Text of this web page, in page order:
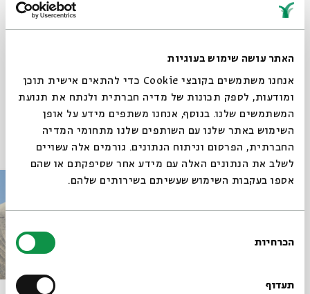
האתר עושה שימוש בעוגיות
אנחנו משתמשים בקובצי Cookie כדי להתאים אישית תוכן
ומודעות, לספק תכונות של מדיה חברתית ולנתח את תנועת
המשתמשים שלנו. בנוסף, אנחנו משתפים מידע על אופן
השימוש באתר שלנו עם השותפים שלנו מתחומי המדיה
החברתית, הפרסום וניתוח הנתונים. גורמים אלה עשויים
לשלב את הנתונים האלה עם מידע אחר שסיפקתם או שהם
אספו בעקבות השימוש שעשיתם בשירותים שלהם.
הסכמה
הכרחיות
תעדוף
Sign up for similar events
Watch the recording of the event here >>
Other events in the series